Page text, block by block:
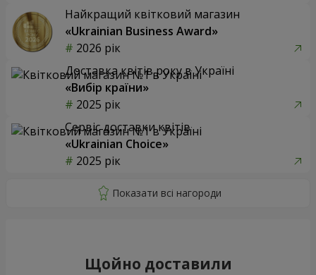
Найкращий квітковий магазин
«Ukrainian Business Award»
2026 рік
Доставка квітів року в Україні
«Вибір країни»
2025 рік
Сервіс доставки квітів
«Ukrainian Choice»
2025 рік
Щойно доставили